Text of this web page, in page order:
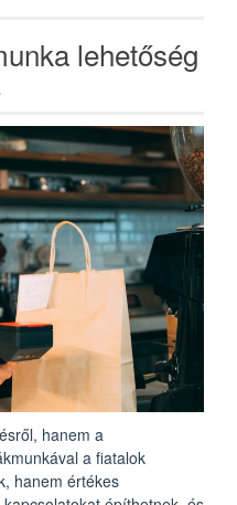
lehetőség
hanem a
a fiatalok
hanem értékes